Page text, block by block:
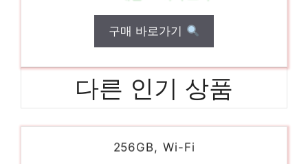
구매 바로가기
다른 인기 상품
삼성전자 갤럭시탭 S9 울트라, 그라파이트,
기분 좋아지는, 당신만의 제품 인기 상품 추